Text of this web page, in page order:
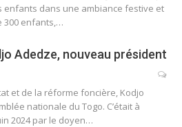
enfants dans une ambiance festive et
300 enfants,…
Adedze, nouveau président
et de la réforme foncière, Kodjo
nationale du Togo. C’était à
2024 par le doyen…